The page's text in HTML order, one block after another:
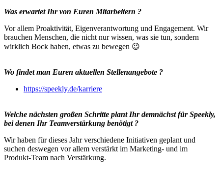
Was erwartet Ihr von Euren Mitarbeitern ?
Vor allem Proaktivität, Eigenverantwortung und Engagement. Wir
brauchen Menschen, die nicht nur wissen, was sie tun, sondern
wirklich Bock haben, etwas zu bewegen 😉
Wo findet man Euren aktuellen Stellenangebote ?
https://speekly.de/karriere
Welche nächsten großen Schritte plant Ihr demnächst für Speekly,
bei denen Ihr Teamverstärkung benötigt ?
Wir haben für dieses Jahr verschiedene Initiativen geplant und
suchen deswegen vor allem verstärkt im Marketing- und im
Produkt-Team nach Verstärkung.